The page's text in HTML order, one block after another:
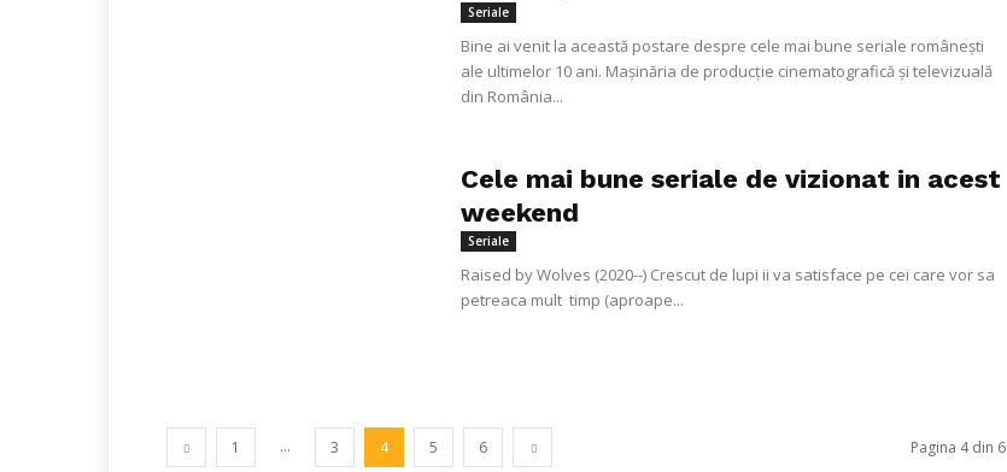
Seriale
Bine ai venit la această postare despre cele mai bune seriale românești
ale ultimelor 10 ani. Mașinăria de producție cinematografică și televizuală
din România...
Cele mai bune seriale de vizionat in acest
weekend
Seriale
Raised by Wolves (2020--) Crescut de lupi ii va satisface pe cei care vor sa
petreaca mult timp (aproape...
1 ... 3 4 5 6 Pagina 4 din 6